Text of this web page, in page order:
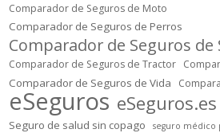
Comparador de Seguros de Moto
Comparador de Seguros de Perros
Comparador de Seguros de
Comparador de Seguros de Tractor
Comparador de Seguros de Vida
eSeguros eSeguros.es
Seguro de salud sin copago
seguro médico